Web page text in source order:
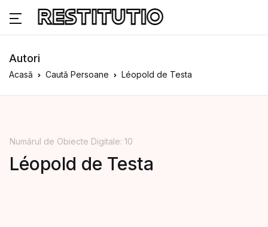
Autori
Acasă Caută Persoane Léopold de Testa
Numărul de Obiecte Digitale: 10
Léopold de Testa